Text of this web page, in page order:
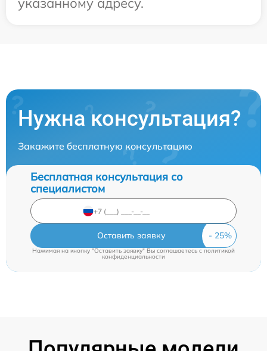
Нужна консультация?
Закажите бесплатную консультацию
Бесплатная консультация со
специалистом
Оставить заявку
Нажимая на кнопку "Оставить заявку" Вы соглашаетесь c политикой
конфиденциальности